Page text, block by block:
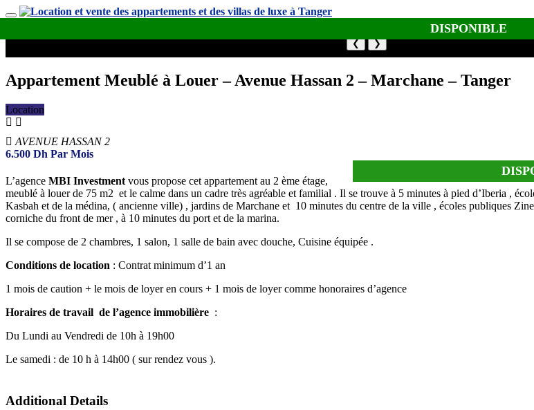
DISPONIBLE
❮ ❯
Appartement Meublé à Louer – Avenue Hassan 2 – Marchane – Tanger
Location
AVENUE HASSAN 2
6.500 Dh Par Mois
L’agence MBI Investment vous propose cet appartement au 2 ème étage,
meublé à louer de 75 m2 et le calme dans un cadre très agréable et familial . Il se trouve à 5 minutes à pied d’Iberia ,
Kasbah et de la médina, ( ancienne ville) , jardins de Marchane et 10 minutes du centre de la ville , écoles publiques
corniche du front de mer , à 10 minutes du port et de la marina.
Il se compose de 2 chambres, 1 salon, 1 salle de bain avec douche, Cuisine équipée .
Conditions de location : Contrat minimum d’1 an
1 mois de caution + le mois de loyer en cours + 1 mois de loyer comme honoraires d’agence
Horaires de travail de l’agence immobilière :
Du Lundi au Vendredi de 10h à 19h00
Le samedi : de 10 h à 14h00 ( sur rendez vous ).
Additional Details